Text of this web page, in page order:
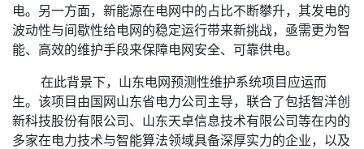
电。另一方面，新能源在电网中的占比不断攀升，其发电的
波动性与间歇性给电网的稳定运行带来新挑战，亟需更为智
能、高效的维护手段来保障电网安全、可靠供电。​
在此背景下，山东电网预测性维护系统项目应运而
生。该项目由国网山东省电力公司主导，联合了包括智洋创
新科技股份有限公司、山东天卓信息技术有限公司等在内的
多家在电力技术与智能算法领域具备深厚实力的企业，以及